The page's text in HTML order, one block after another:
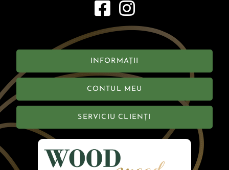
INFORMAȚII
CONTUL MEU
SERVICIU CLIENȚI